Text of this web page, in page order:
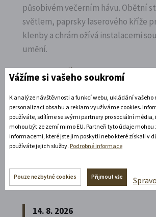
působivém večerním hávu. Obětní
světlem, paprsky laserového kříže
klenby a chrám ožívá instalacemi
umění.
Rozbalte si další akce
11. 8. 2026
19:30 - 22:00
Bílá paní na vdávání
Zábavné představení plné hereckých
Rozbalte si další akce
14. 8. 2026
Vážíme si vašeho soukromí
K analýze návštěvnosti a funkcí webu, ukládání vašeho
personalizaci obsahu a reklam využíváme cookies.
používáte, sdílíme se svými partnery pro sociální
mohou být ze zemí mimo EU. Partneři tyto údaje
informacemi, které jste jim poskytli nebo které získali v
používáte jejich služby. Podrobné informace
Pouze nezbytné cookies Přijmout vše